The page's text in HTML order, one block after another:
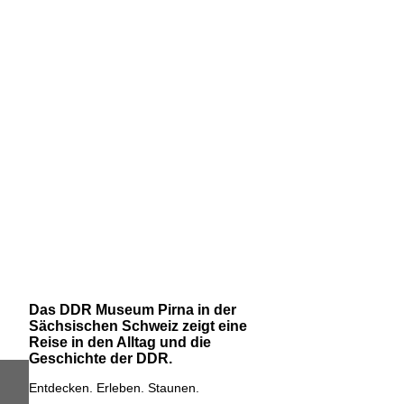
Das DDR Museum Pirna in der
Sächsischen Schweiz zeigt eine
Reise in den Alltag und die
Geschichte der DDR.
Entdecken. Erleben. Staunen.